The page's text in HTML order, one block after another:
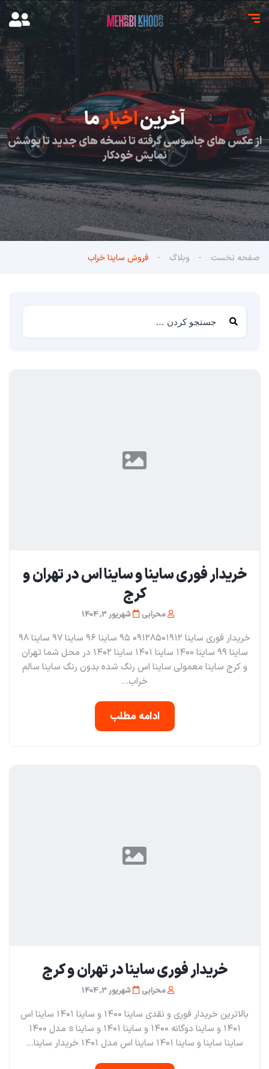
آخریناخبارما
از عکس های جاسوسی گرفته تا نسخه های جدید تا پوشش
نمایش خودکار
صفحه نخست وبلاگ فروش ساینا خراب
خریدار فوری ساینا و ساینا اس در تهران و
کرج
محرابی شهریور 3, 1404
خریدار فوری ساینا ۰۹۱۲۸۵۰۱۹۱۲ ۹۵ ساینا ۹۶ ساینا ۹۷ ساینا ۹۸
ساینا ۹۹ ساینا ۱۴۰۰ ساینا ۱۴۰۱ ساینا ۱۴۰۲ در محل شما تهران
و کرج ساینا معمولی ساینا اس رنگ شده بدون رنگ ساینا سالم
خراب...
ادامه مطلب
خریدار فوری ساینا در تهران و کرج
محرابی شهریور 3, 1404
بالاترین خریدار فوری و نقدی ساینا ۱۴۰۰ و ساینا ۱۴۰۱ ساینا اس
۱۴۰۱ و ساینا دوگانه ۱۴۰۰ و ساینا ۱۴۰۱ و ساینا s مدل ۱۴۰۰
ساینا ساینا و ساینا ۱۴۰۱ ساینا اس مدل ۱۴۰۱ خریدار ساینا...